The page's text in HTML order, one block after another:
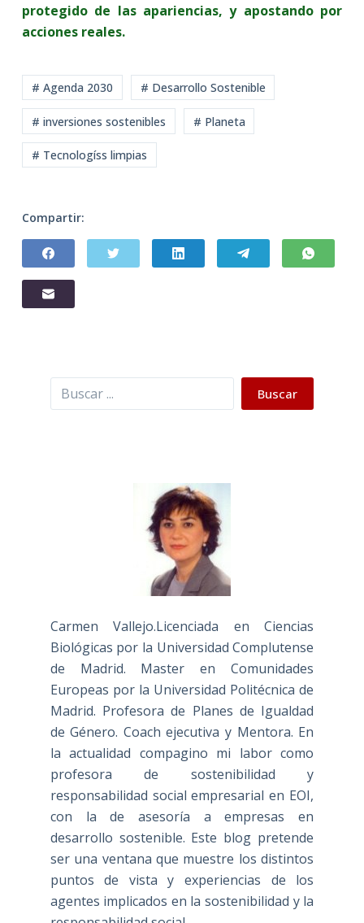
protegido de las apariencias, y apostando por
acciones reales.
# Agenda 2030 # Desarrollo Sostenible
# inversiones sostenibles # Planeta
# Tecnologíss limpias
Compartir:
Buscar Buscar
Carmen Vallejo.Licenciada en Ciencias
Biológicas por la Universidad Complutense
de Madrid. Master en Comunidades
Europeas por la Universidad Politécnica de
Madrid. Profesora de Planes de Igualdad
de Género. Coach ejecutiva y Mentora. En
la actualidad compagino mi labor como
profesora de sostenibilidad y
responsabilidad social empresarial en EOI,
con la de asesoría a empresas en
desarrollo sostenible. Este blog pretende
ser una ventana que muestre los distintos
puntos de vista y experiencias de los
agentes implicados en la sostenibilidad y la